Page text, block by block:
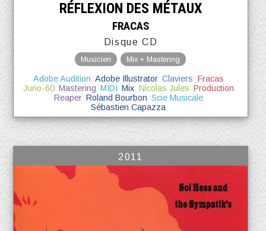
RÉFLEXION DES MÉTAUX
FRACAS
Disque CD
Musicien Mix + Mastering
Adobe Audition Adobe Illustrator Claviers Fracas
Juno-60 Mastering MIDI Mix Nicolas Jules Production
Reaper Roland Bourbon Scie Musicale
Sébastien Capazza
2011